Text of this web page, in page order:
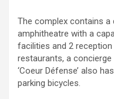
The complex contains
amphitheatre with a
facilities and 2
restaurants, a
‘Coeur Défense’ also
parking bicycles.